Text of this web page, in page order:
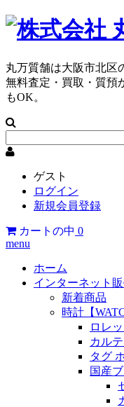
丸万質舗は大阪市北区
無料査定・買取・質預
もOK。
ゲスト
ログイン
新規会員登録
カートの中 0
menu
ホーム
インターネット
新着商品
時計【
ロレ
カル
タグ
国産